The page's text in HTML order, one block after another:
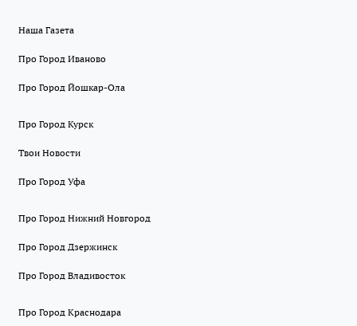
Наша Газета
Про Город Иваново
Про Город Йошкар-Ола
Про Город Курск
Твои Новости
Про Город Уфа
Про Город Нижний Новгород
Про Город Дзержинск
Про Город Владивосток
Про Город Краснодара